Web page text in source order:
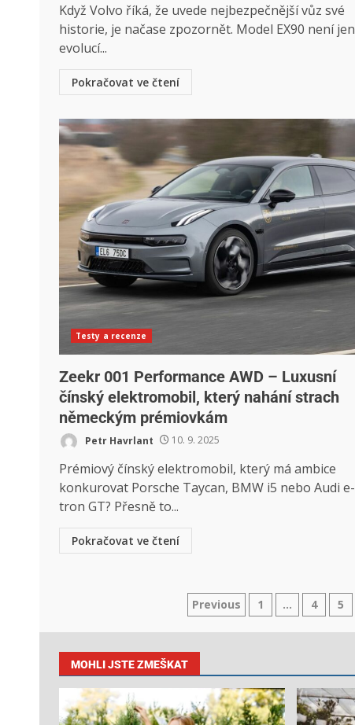
Když Volvo říká, že uvede nejbezpečnější vůz své
historie, je načase zpozornět. Model EX90 není jen
evolucí...
Pokračovat ve čtení
Testy a recenze
Zeekr 001 Performance AWD – Luxusní
čínský elektromobil, který nahání strach
německým prémiovkám
Petr Havrlant 10. 9. 2025
Prémiový čínský elektromobil, který má ambice
konkurovat Porsche Taycan, BMW i5 nebo Audi e-
tron GT? Přesně to...
Pokračovat ve čtení
Previous 1 … 4 5
MOHLI JSTE ZMEŠKAT